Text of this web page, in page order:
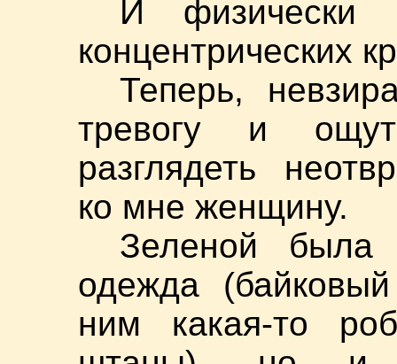
И физически
концентрических
Теперь,
тревогу и
разглядеть
ко мне женщину.
Зеленой была
одежда
ним какая-то